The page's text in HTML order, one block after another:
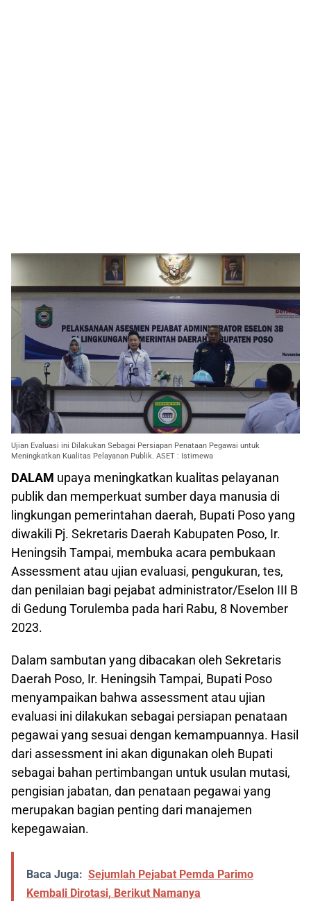
Ujian Evaluasi ini Dilakukan Sebagai Persiapan Penataan Pegawai untuk
Meningkatkan Kualitas Pelayanan Publik. ASET : Istimewa
DALAM upaya meningkatkan kualitas pelayanan
publik dan memperkuat sumber daya manusia di
lingkungan pemerintahan daerah, Bupati Poso yang
diwakili Pj. Sekretaris Daerah Kabupaten Poso, Ir.
Heningsih Tampai, membuka acara pembukaan
Assessment atau ujian evaluasi, pengukuran, tes,
dan penilaian bagi pejabat administrator/Eselon III B
di Gedung Torulemba pada hari Rabu, 8 November
2023.
Dalam sambutan yang dibacakan oleh Sekretaris
Daerah Poso, Ir. Heningsih Tampai, Bupati Poso
menyampaikan bahwa assessment atau ujian
evaluasi ini dilakukan sebagai persiapan penataan
pegawai yang sesuai dengan kemampuannya. Hasil
dari assessment ini akan digunakan oleh Bupati
sebagai bahan pertimbangan untuk usulan mutasi,
pengisian jabatan, dan penataan pegawai yang
merupakan bagian penting dari manajemen
kepegawaian.
Baca Juga: Sejumlah Pejabat Pemda Parimo
Kembali Dirotasi, Berikut Namanya